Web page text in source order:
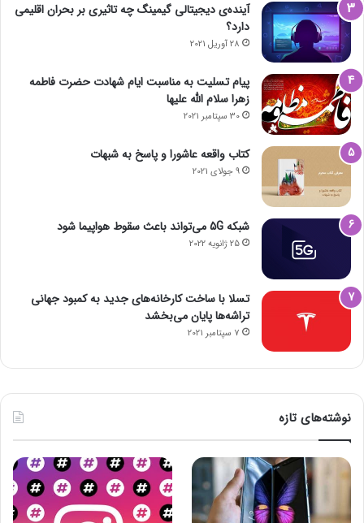
آینده‌ی دیجیتالی گیمینگ چه تاثیری بر بحران اقلیمی
دارد؟
28 آوریل 2021
پیام تسلیت به مناسبت ایام شهادت حضرت فاطمه
زهرا سلام الله علیها
30 سپتامبر 2021
کتاب واقعه عاشورا و پاسخ به شبهات
9 جولای 2021
شبکه 5G می‌تواند باعث سقوط هواپیما شود
25 ژانویه 2022
تسلا با ساخت کارخانه‌های جدید به کمبود جهانی
تراشه‌ها پایان می‌بخشد
7 سپتامبر 2021
نوشته‌های تازه